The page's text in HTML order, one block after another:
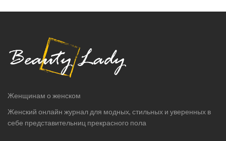
Женщинам о женском
Женский онлайн журнал для модных, стильных и уверенных в
себе представительниц прекрасного пола